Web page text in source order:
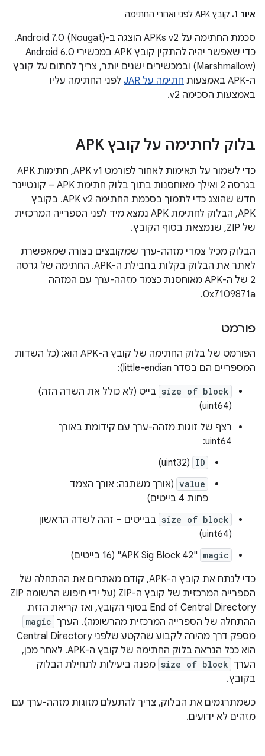
איור 1. קובץ APK לפני ואחרי החתימה
סכמת החתימה על APKs v2 הוצגה ב-Android 7.0 (Nougat).
כדי שאפשר יהיה להתקין קובץ APK במכשירי Android 6.0
(Marshmallow) ובמכשירים ישנים יותר, צריך לחתום על קובץ
ה-APK באמצעות
חתימה על JAR
לפני החתימה עליו
באמצעות הסכימה v2.
בלוק לחתימה על קובץ APK
כדי לשמור על תאימות לאחור לפורמט APK v1, חתימות APK
בגרסה 2 ואילך מאוחסנות בתוך בלוק חתימת APK – קונטיינר
חדש שהוצג כדי לתמוך בסכמת החתימה APK v2. בקובץ
APK, הבלוק לחתימת APK נמצא מיד לפני הספרייה המרכזית
של ZIP, שנמצאת בסוף הקובץ.
הבלוק מכיל צמדי מזהה-ערך שמקובצים בצורה שמאפשרת
לאתר את הבלוק בקלות בחבילת ה-APK. החתימה של גרסה
2 של ה-APK מאוחסנת כצמד מזהה-ערך עם המזהה
0x7109871a.
פורמט
הפורמט של בלוק החתימה של קובץ ה-APK הוא: (כל השדות
המספריים הם בסדר little-endian):
size of block בייט (לא כולל את השדה הזה)
(uint64)
רצף של זוגות מזהה-ערך עם קידומת באורך
uint64:
ID
(uint32)
value (אורך משתנה: אורך הצמד
פחות 4 בייטים)
size of block בבייטים – זהה לשדה הראשון
(uint64)
magic "APK Sig Block 42" (16 בייטים)
כדי לנתח את קובץ ה-APK, קודם מאתרים את ההתחלה של
הספרייה המרכזית של קובץ ה-ZIP (על ידי חיפוש הרשומה ZIP
End of Central Directory בסוף הקובץ, ואז קריאת הזזת
ההתחלה של הספרייה המרכזית מהרשומה). הערך magic
מספק דרך מהירה לקבוע שהקטע שלפני Central Directory
הוא ככל הנראה בלוק החתימה של קובץ ה-APK. לאחר מכן,
הערך size of block מפנה ביעילות לתחילת הבלוק
בקובץ.
כשמתרגמים את הבלוק, צריך להתעלם מזוגות מזהה-ערך עם
מזהים לא ידועים.